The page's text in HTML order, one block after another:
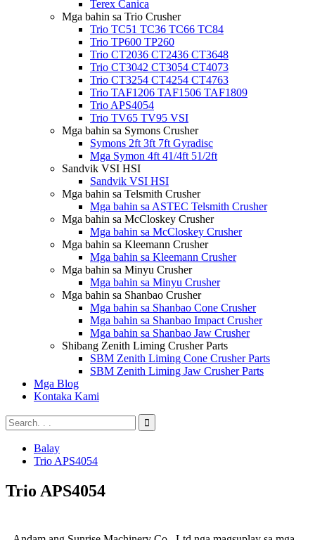
Terex Canica
Mga bahin sa Trio Crusher
Trio TC51 TC36 TC66 TC84
Trio TP600 TP260
Trio CT2036 CT2436 CT3648
Trio CT3042 CT3054 CT4073
Trio CT3254 CT4254 CT4763
Trio TAF1206 TAF1506 TAF1809
Trio APS4054
Trio TV65 TV95 VSI
Mga bahin sa Symons Crusher
Symons 2ft 3ft 7ft Gyradisc
Mga Symon 4ft 41/4ft 51/2ft
Sandvik VSI HSI
Sandvik VSI HSI
Mga bahin sa Telsmith Crusher
Mga bahin sa ASTEC Telsmith Crusher
Mga bahin sa McCloskey Crusher
Mga bahin sa McCloskey Crusher
Mga bahin sa Kleemann Crusher
Mga bahin sa Kleemann Crusher
Mga bahin sa Minyu Crusher
Mga bahin sa Minyu Crusher
Mga bahin sa Shanbao Crusher
Mga bahin sa Shanbao Cone Crusher
Mga bahin sa Shanbao Impact Crusher
Mga bahin sa Shanbao Jaw Crusher
Shibang Zenith Liming Crusher Parts
SBM Zenith Liming Cone Crusher Parts
SBM Zenith Liming Jaw Crusher Parts
Mga Blog
Kontaka Kami
Balay
Trio APS4054
Trio APS4054